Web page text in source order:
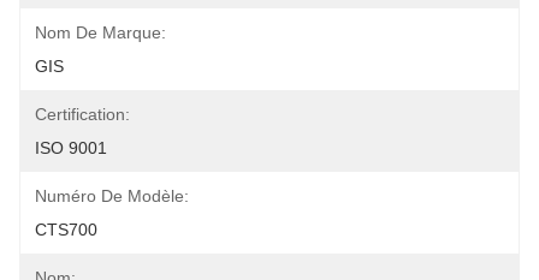
Nom De Marque:
GIS
Certification:
ISO 9001
Numéro De Modèle:
CTS700